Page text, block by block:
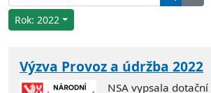
Rok: 2022
Výzva Provoz a údržba 2022
NSA vypsala dotační